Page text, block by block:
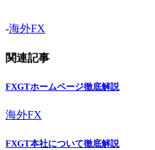
-海外FX
関連記事
FXGTホームページ徹底解説
海外FX
FXGT本社について徹底解説